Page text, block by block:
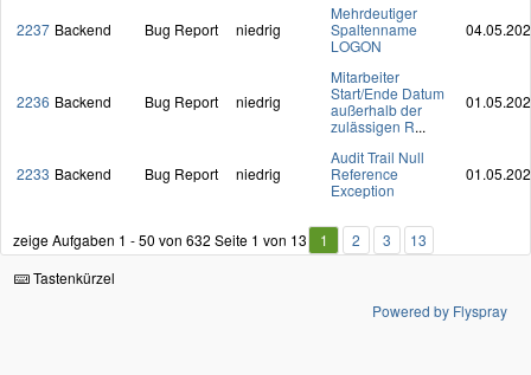
2237 Backend Bug Report niedrig
Mehrdeutiger
Spaltenname
LOGON
2236 Backend Bug Report niedrig
Mitarbeiter
Start/Ende Datum
außerhalb der
zulässigen R...
2233 Backend Bug Report niedrig
Audit Trail Null
Reference
Exception
zeige Aufgaben 1 - 50 von 632 Seite 1 von 13 1 2 3
13
Tastenkürzel
Powered by Flyspray